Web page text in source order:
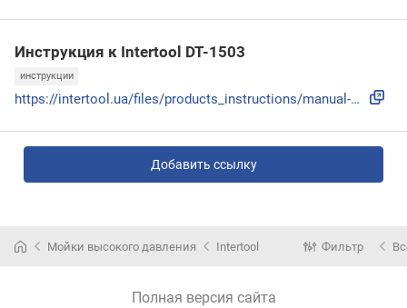
Инструкция к Intertool DT-1503
инструкции
https://intertool.ua/files/products_instructions/manual-dt-...
Добавить ссылку
Мойки высокого давления Intertool Фильтр
Полная версия сайта